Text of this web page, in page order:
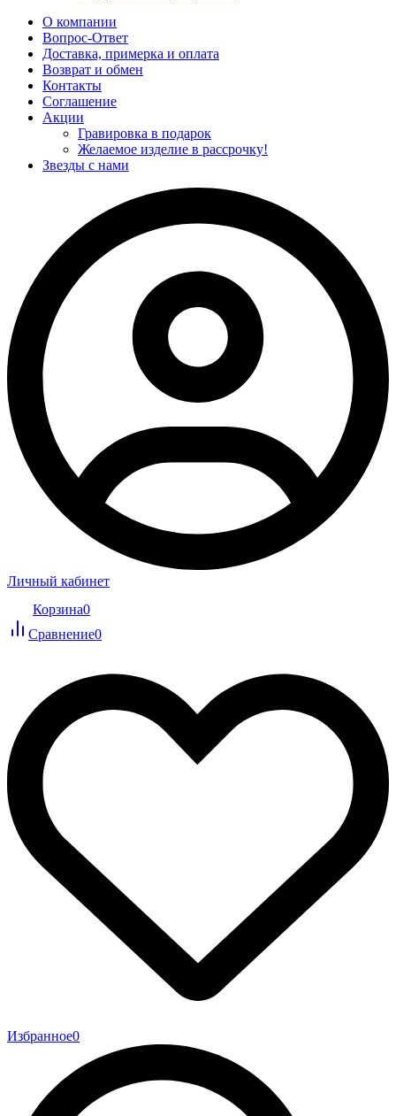
О компании
Вопрос-Ответ
Доставка, примерка и оплата
Возврат и обмен
Контакты
Соглашение
Акции
Гравировка в подарок
Желаемое изделие в рассрочку!
Звезды с нами
Личный кабинет
Корзина0
Сравнение0
Избранное0